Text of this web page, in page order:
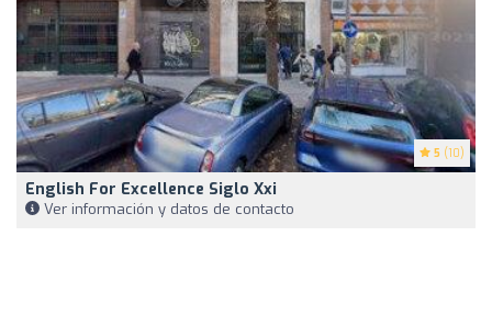
5 (10)
English For Excellence Siglo Xxi
Ver información y datos de contacto